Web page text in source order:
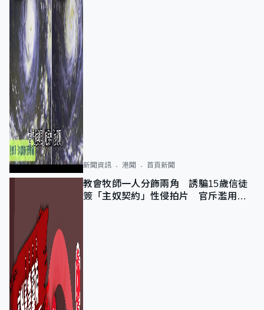
新聞資訊 港聞 首頁新聞
教會牧師一人分飾兩角 誘騙15歲信徒
簽「主奴契約」性侵拍片 官斥濫用教